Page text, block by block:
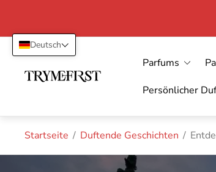
Laden-
Logo"
Parfums
Persönlicher
Startseite / Duftende Geschichten /
Deutsch